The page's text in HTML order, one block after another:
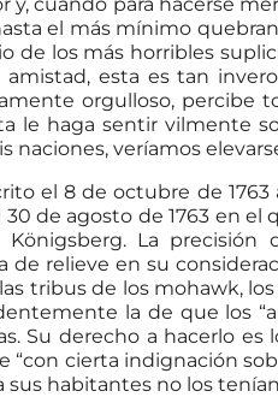
el más mínimo
de los más horribles
amistad, esta es tan
orgulloso, percibe
le haga sentir vilmente
naciones, veríamos
el 8 de octubre de 1763
de agosto de 1763 en
Königsberg. La
relieve en su
tribus de los mohawk,
la de que los
Su derecho a hacerlo
“con cierta indignación
sus habitantes no los tenían